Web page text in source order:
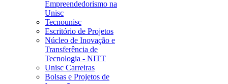
Empreendedorismo na
Unisc
Tecnounisc
Escritório de Projetos
Núcleo de Inovação e
Transferência de
Tecnologia - NITT
Unisc Carreiras
Bolsas e Projetos de